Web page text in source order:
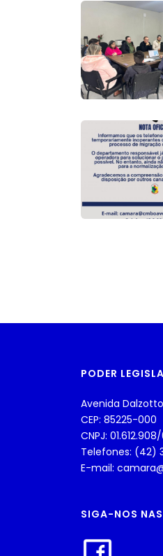
PODER
Avenida Dalzotto
CEP: 85225-000
CNPJ:
Telefones: (42)
E-mail:
SIGA-NOS